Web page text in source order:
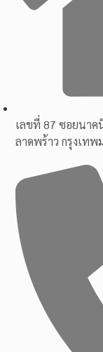
เลขที่ 87 ซอยนาค
ลาดพร้าว กรุงเท